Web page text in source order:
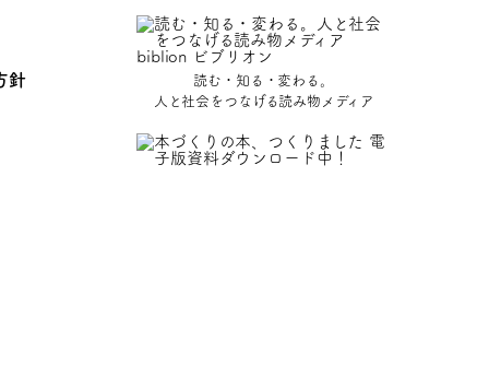
針
読む・知る・変わる。
人と社会をつなげる読み物メディア